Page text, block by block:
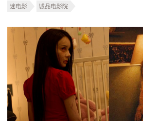
迷电影 诚品电影院